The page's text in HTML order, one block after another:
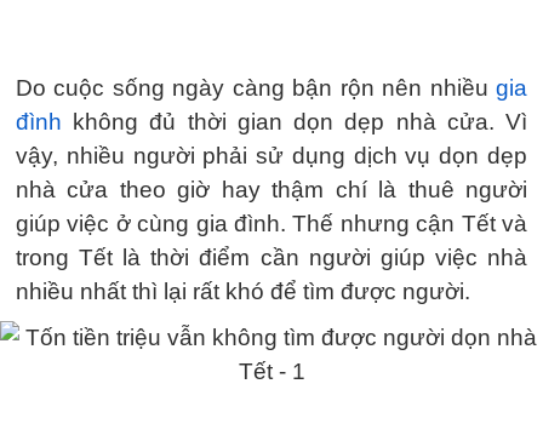
Do cuộc sống ngày càng bận rộn nên nhiều gia
đình không đủ thời gian dọn dẹp nhà cửa. Vì
vậy, nhiều người phải sử dụng dịch vụ dọn dẹp
nhà cửa theo giờ hay thậm chí là thuê người
giúp việc ở cùng gia đình. Thế nhưng cận Tết và
trong Tết là thời điểm cần người giúp việc nhà
nhiều nhất thì lại rất khó để tìm được người.